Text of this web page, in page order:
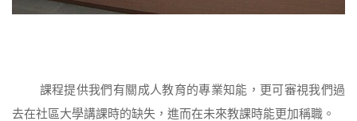
課程提供我們有關成人教育的專業知能，更可審視我們過
去在社區大學講課時的缺失，進而在未來教課時能更加稱職。